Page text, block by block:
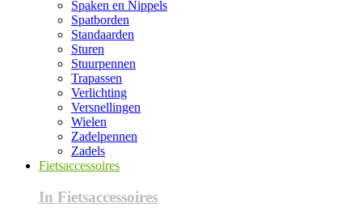
Spaken en Nippels
Spatborden
Standaarden
Sturen
Stuurpennen
Trapassen
Verlichting
Versnellingen
Wielen
Zadelpennen
Zadels
Fietsaccessoires
In Fietsaccessoires